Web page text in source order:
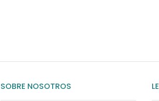
SOBRE NOSOTROS